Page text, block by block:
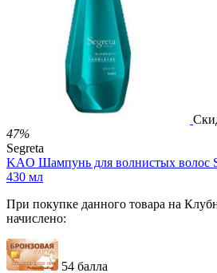
135 баллов
1 212.00
Р
за 1.00 мл

47%
Segreta
KAO Шампунь для волнистых волос
430 мл
При покупке данного товара на
начислено:
54 балла